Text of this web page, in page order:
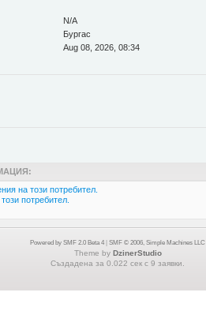
N/A
Бургас
Aug 08, 2026, 08:34
на този потребител.
потребител.
Powered by SMF 2.0 Beta 4 SMF © 2006, Simple Machines LLC
Theme by DzinerStudio
Създадена за 0.022 сек с 9 заявки.